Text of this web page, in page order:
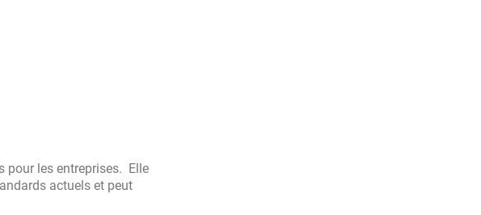
pour les entreprises. Elle
actuels et peut